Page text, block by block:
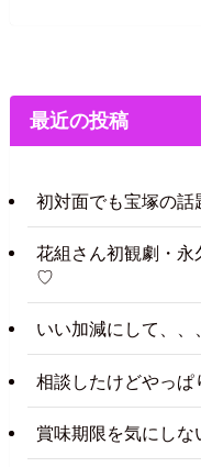
最近の投稿
初対面でも宝塚の話
花組さん初観劇・永
♡
いい加減にして、、
相談したけどやっぱ
賞味期限を気にしな